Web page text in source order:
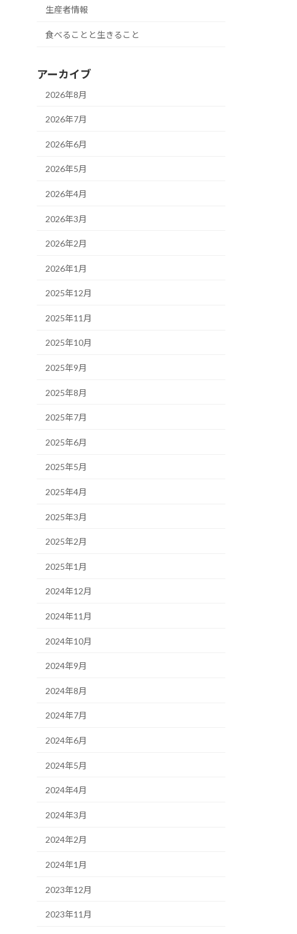
生産者情報
食べることと生きること
アーカイブ
2026年8月
2026年7月
2026年6月
2026年5月
2026年4月
2026年3月
2026年2月
2026年1月
2025年12月
2025年11月
2025年10月
2025年9月
2025年8月
2025年7月
2025年6月
2025年5月
2025年4月
2025年3月
2025年2月
2025年1月
2024年12月
2024年11月
2024年10月
2024年9月
2024年8月
2024年7月
2024年6月
2024年5月
2024年4月
2024年3月
2024年2月
2024年1月
2023年12月
2023年11月